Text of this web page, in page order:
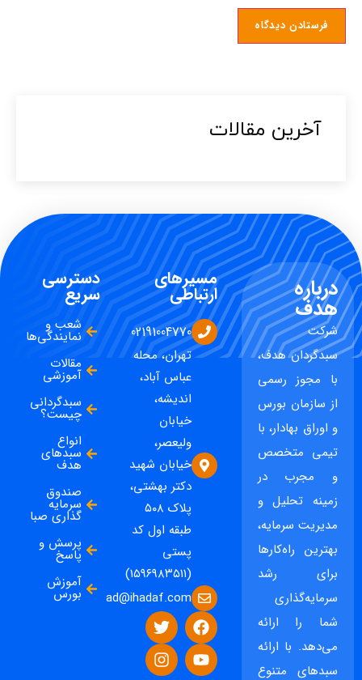
آخرین مقالات​
درباره
هدف
شرکت
سبدگردان هدف،
با مجوز رسمی
از سازمان بورس
و اوراق بهادار، با
تیمی متخصص
و مجرب در
زمینه تحلیل و
مدیریت سرمایه،
بهترین راه‌کارها
برای رشد
سرمایه‌گذاری
شما را ارائه
می‌دهد. با ارائه
سبدهای متنوع
مسیرهای
ارتباطی
02191004770
تهران، محله
عباس آباد،
اندیشه،
خیابان
ولیعصر،
خیابان شهید
دکتر بهشتی،
پلاک ۵۰۸
طبقه اول کد
پستی
(۱۵۹۶۹۸۳۵۱۱)
ad@ihadaf.com
دسترسی
سریع
شعب و
نمایندگی‌ها
مقالات
آموزشی
سبدگردانی
چیست؟
انواع
سبدهای
هدف
صندوق
سرمایه
گذاری صبا
پرسش و
پاسخ
آموزش
بورس